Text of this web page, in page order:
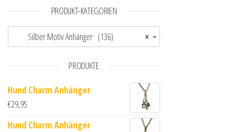
PRODUKT-KATEGORIEN
×
Silber Motiv Anhänger (136)
PRODUKTE
Hund Charm Anhänger
€29,95
Hund Charm Anhänger